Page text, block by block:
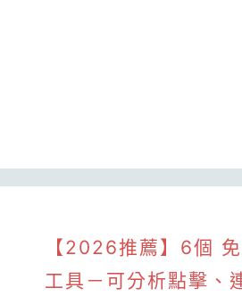
【2026推薦】6個
工具－可分析點擊、